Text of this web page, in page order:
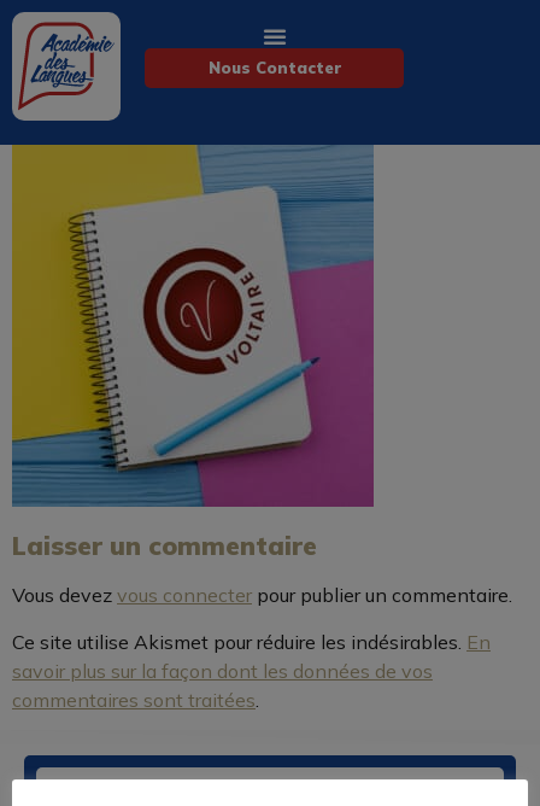
Nous Contacter
Laisser un commentaire
Vous devez vous connecter pour publier un commentaire.
Ce site utilise Akismet pour réduire les indésirables. En
savoir plus sur la façon dont les données de vos
commentaires sont traitées